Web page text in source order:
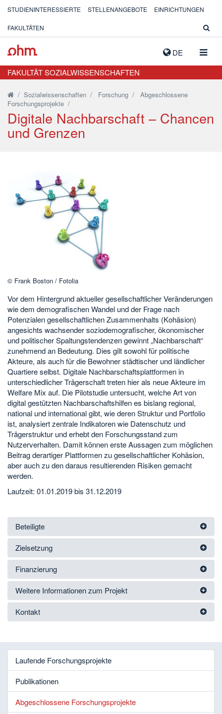
DE
STUDIENINTERESSIERTE STELLENANGEBOTE EINRICHTUNGEN
FAKULTÄTEN
FAKULTÄT SOZIALWISSENSCHAFTEN
/ Sozialwissenschaften / Forschung / Abgeschlossene
Forschungsprojekte /
Digitale Nachbarschaft – Chancen
und Grenzen
© Frank Boston / Fotolia
Vor dem Hintergrund aktueller gesellschaftlicher Veränderungen
wie dem demografischen Wandel und der Frage nach
Potenzialen gesellschaftlichen Zusammenhalts (Kohäsion)
angesichts wachsender soziodemografischer, ökonomischer
und politischer Spaltungstendenzen gewinnt „Nachbarschaft“
zunehmend an Bedeutung. Dies gilt sowohl für politische
Akteure, als auch für die Bewohner städtischer und ländlicher
Quartiere selbst. Digitale Nachbarschaftsplattformen in
unterschiedlicher Trägerschaft treten hier als neue Akteure im
Welfare Mix auf. Die Pilotstudie untersucht, welche Art von
digital gestützten Nachbarschaftshilfen es bislang regional,
national und international gibt, wie deren Struktur und Portfolio
ist, analysiert zentrale Indikatoren wie Datenschutz und
Trägerstruktur und erhebt den Forschungsstand zum
Nutzerverhalten. Damit können erste Aussagen zum möglichen
Beitrag derartiger Plattformen zu gesellschaftlicher Kohäsion,
aber auch zu den daraus resultierenden Risiken gemacht
werden.
Laufzeit: 01.01.2019 bis 31.12.2019
Beteiligte
Zielsetzung
Finanzierung
Weitere Informationen zum Projekt
Kontakt
Laufende Forschungsprojekte
Publikationen
Abgeschlossene Forschungsprojekte